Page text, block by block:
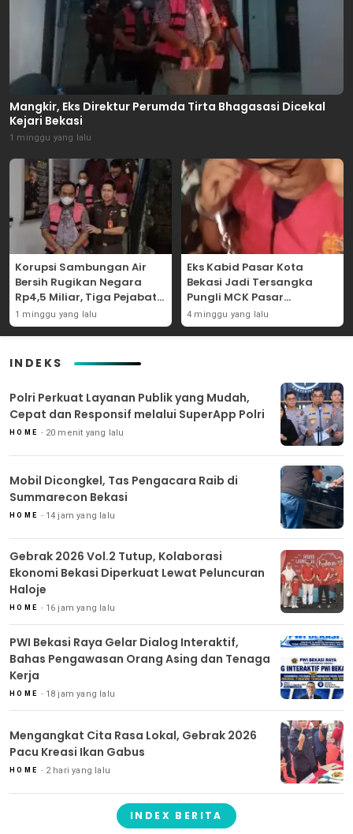
Mangkir, Eks Direktur Perumda Tirta Bhagasasi Dicekal
Kejari Bekasi
1 minggu yang lalu
Korupsi Sambungan Air
Bersih Rugikan Negara
Rp4,5 Miliar, Tiga Pejabat
Perumda Dijerat
1 minggu yang lalu
Eks Kabid Pasar Kota
Bekasi Jadi Tersangka
Pungli MCK Pasar
Bantargebang
4 minggu yang lalu
INDEKS
Polri Perkuat Layanan Publik yang Mudah,
Cepat dan Responsif melalui SuperApp Polri
HOME 20 menit yang lalu
Mobil Dicongkel, Tas Pengacara Raib di
Summarecon Bekasi
HOME 14 jam yang lalu
Gebrak 2026 Vol.2 Tutup, Kolaborasi
Ekonomi Bekasi Diperkuat Lewat Peluncuran
Haloje
HOME 16 jam yang lalu
PWI Bekasi Raya Gelar Dialog Interaktif,
Bahas Pengawasan Orang Asing dan Tenaga
Kerja
HOME 18 jam yang lalu
Mengangkat Cita Rasa Lokal, Gebrak 2026
Pacu Kreasi Ikan Gabus
HOME 2 hari yang lalu
INDEX BERITA